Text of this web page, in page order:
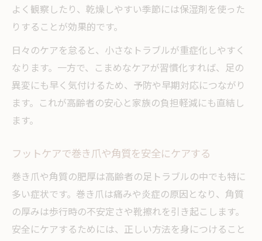
格とは
フットケア資格取得のメリットと実践例を
解説
巻き爪ケア資格で安心安全なフットケアを
提供
よく観察したり、乾燥しやすい季節には保湿剤を使った
りすることが効果的です。
日々のケアを怠ると、小さなトラブルが重症化しやすく
なります。一方で、こまめなケアが習慣化すれば、足の
異変にも早く気付けるため、予防や早期対応につながり
ます。これが高齢者の安心と家族の負担軽減にも直結し
ます。
フットケアで巻き爪や角質を安全にケアする
巻き爪や角質の肥厚は高齢者の足トラブルの中でも特に
多い症状です。巻き爪は痛みや炎症の原因となり、角質
の厚みは歩行時の不安定さや靴擦れを引き起こします。
安全にケアするためには、正しい方法を身につけること